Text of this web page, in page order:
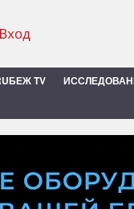
TV